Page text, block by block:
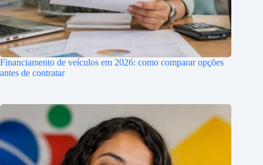
Financiamento de veículos em 2026: como comparar opções
antes de contratar